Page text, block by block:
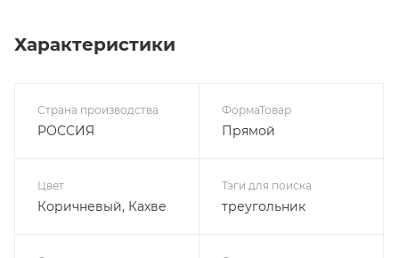
Характеристики
Страна производства
РОССИЯ
ФормаТовар
Прямой
Цвет
Коричневый, Кахве
Тэги для поиска
треугольник